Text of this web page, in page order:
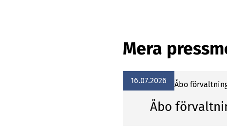
Mera
16.07.2026 Åbo
Åbo